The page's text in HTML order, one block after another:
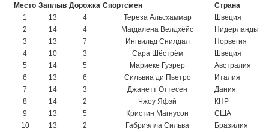
Место Заплыв Дорожка Спортсмен
Страна
1
13 4 Тереза Альсхаммар
Швеция
2
14 4 Магдалена Велдхёйс
Нидерланды
3
13 7 Ингвильд Снилдал
Норвегия
4
10 3 Сара Шёстрём
Швеция
5
14 5 Мариеке Гуэрер
Австралия
6
13 6 Сильвиа ди Пьетро
Италия
7
14 3 Джанетт Оттесен
Дания
8
14 2 Чжоу Яфэй
КНР
9
13 5 Кристин Магнусон
США
10
13 2 Габриэлла Сильва
Бразилия